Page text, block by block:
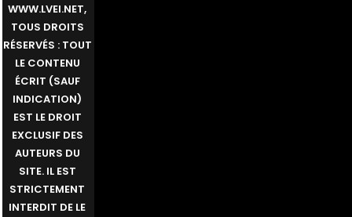
WWW.LVEI.NET,
TOUS DROITS
RÉSERVÉS : TOUT
LE CONTENU
ÉCRIT (SAUF
INDICATION)
EST LE DROIT
EXCLUSIF DES
AUTEURS DU
SITE. IL EST
STRICTEMENT
INTERDIT DE LE